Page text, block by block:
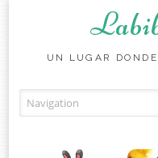
UN LUGAR